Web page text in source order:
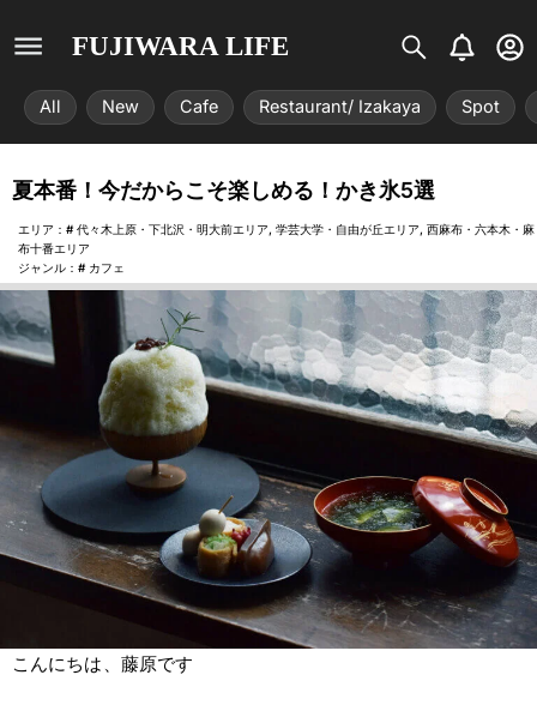
FUJIWARA LIFE
S
i
s
t
r
x
B
e
l
l
U
s
e
r
-
r
l
e
All New Cafe Restaurant/ Izakaya Spot
夏本番！今だからこそ楽しめる！かき氷5選
エリア：# 代々木上原・下北沢・明大前エリア, 学芸大学・自由が丘エリア, 西麻布・六本木・麻
布十番エリア
ジャンル：# カフェ
こんにちは、藤原です